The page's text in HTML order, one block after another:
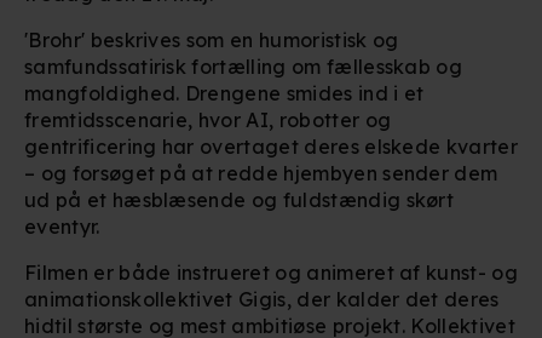
'Brohr' beskrives som en humoristisk og
samfundssatirisk fortælling om fællesskab og
mangfoldighed. Drengene smides ind i et
fremtidsscenarie, hvor AI, robotter og
gentrificering har overtaget deres elskede kvarter
– og forsøget på at redde hjembyen sender dem
ud på et hæsblæsende og fuldstændig skørt
eventyr.
Filmen er både instrueret og animeret af kunst- og
animationskollektivet Gigis, der kalder det deres
hidtil største og mest ambitiøse projekt. Kollektivet